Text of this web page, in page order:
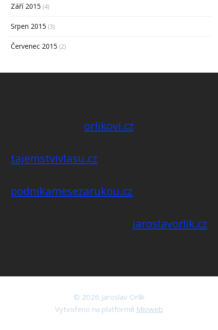
Září 2015 (4)
Srpen 2015 (3)
Červenec 2015 (2)
orlikovi.cz
tajemstvivlasu.cz
podnikamesezarukou.cz
jaroslavorlik.cz
© 2026 Jaroslav Orlík
Vytvořeno na platformě Mioweb